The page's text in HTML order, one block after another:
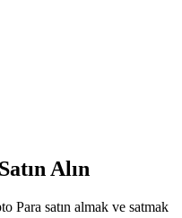
büyük veri analizi.
Alın
Para satın almak ve satmak